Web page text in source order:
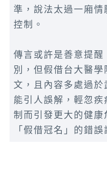
準，說法太過一廂
控制。
傳言或許是善意提
別，但假借台大醫
文，且內容多處過
能引人誤解，輕忽
制而引發更大的健
「假借冠名」的錯誤